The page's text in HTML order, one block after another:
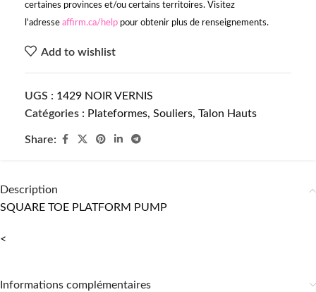
certaines provinces et/ou certains territoires. Visitez
l'adresse affirm.ca/help pour obtenir plus de renseignements.
Add to wishlist
UGS : 1429 NOIR VERNIS
Catégories : Plateformes, Souliers, Talon Hauts
Share:
Description
SQUARE TOE PLATFORM PUMP
<
Informations complémentaires